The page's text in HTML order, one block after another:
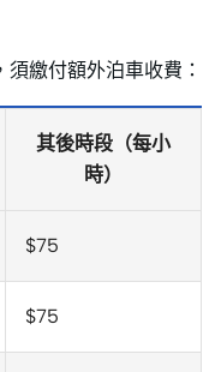
繳付額外泊車收費：
其後時段（每小
時）
$75
$75